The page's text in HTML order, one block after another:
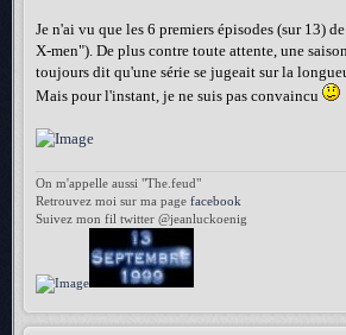
Je n'ai vu que les 6 premiers épisodes (sur 13)
X-men"). De plus contre toute attente, une
toujours dit qu'une série se jugeait sur la
Mais pour l'instant, je ne suis pas convaincu
On m'appelle aussi "The.feud"
Retrouvez moi sur ma page facebook
Suivez mon fil twitter @jeanluckoenig